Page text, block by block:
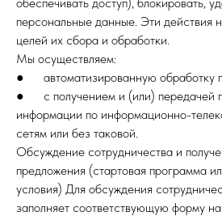
персональные данные. Эти действия
целей их сбора и обработки.
Мы осуществляем:
● автоматизированную обработку
● с получением и (или) передачей
информации по информационно-
сетям или без таковой.
Обсуждение сотрудничества и
предложения (стартовая программа
условия) Для обсуждения
заполняет соответствующую форму